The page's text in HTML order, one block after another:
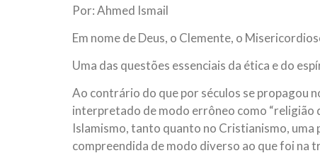
10 DE NOVEMBRO DE 2013
Em nome de Deus, o Clemente, o Misericordioso!
Hussein Ibn Ali Ibn Abi Táleb (A.S.), conhecido
Por: Ahmed Ismail
Em nome de Deus, o Clemente, o
Uma das questões essenciais da ética e do
Ao contrário do que por séculos se propagou
interpretado de modo errôneo como “religião
Islamismo, tanto quanto no Cristianismo,
compreendida de modo diverso ao que foi na